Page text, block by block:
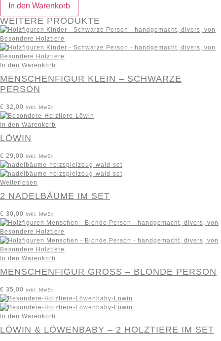
In den Warenkorb
WEITERE PRODUKTE
In den Warenkorb
MENSCHENFIGUR KLEIN – SCHWARZE
PERSON
€ 32,00 inkl. MwSt
In den Warenkorb
LÖWIN
€ 29,00 inkl. MwSt
Weiterlesen
2 NADELBÄUME IM SET
€ 30,00 inkl. MwSt
In den Warenkorb
MENSCHENFIGUR GROSS – BLONDE PERSON
€ 35,00 inkl. MwSt
In den Warenkorb
LÖWIN & LÖWENBABY – 2 HOLZTIERE IM SET